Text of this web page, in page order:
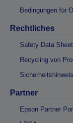
Bedingungen für
Rechtliches
Safety Data
Recycling von
Partner
Epson Partner